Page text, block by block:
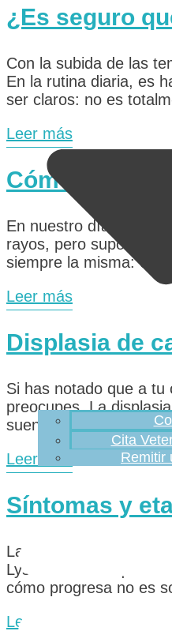
Cita
Remitir
¿Es seguro
Con la subida de las
En la rutina diaria, es
ser claros: no es
Leer más
Cómo
En nuestro día a día
rayos, pero supongo
siempre la misma: el
Leer más
Displasia de
Si has notado que a
preocupes. La
suena imponente, …
Leer más
Síntomas y
La rabia canina es
Lyssavirus. Aunque
cómo progresa no es
Leer más